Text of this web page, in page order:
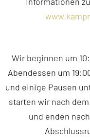
Wir beginnen um
Abendessen um
und einige Pausen
starten wir nach
und enden